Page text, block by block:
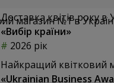
Доставка квітів року в
«Вибір країни»
2026 рік
Найкращий квітковий
«Ukrainian Business